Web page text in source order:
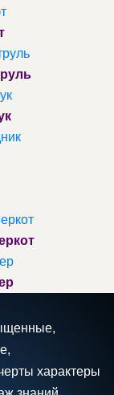
характеры